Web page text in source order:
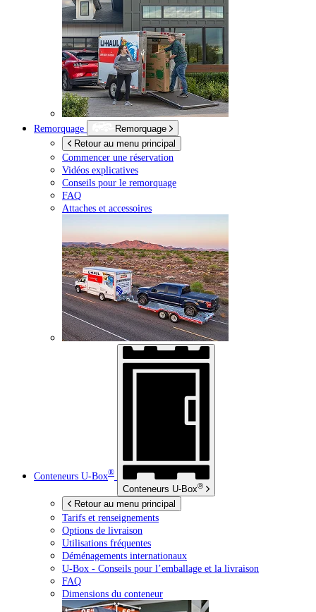
Remorquage
Remorquage
Retour au menu principal
Commencer une réservation
Vidéos explicatives
Conseils pour le remorquage
FAQ
Attaches et accessoires
Conteneurs U-Box®
Conteneurs U-Box®
Retour au menu principal
Tarifs et renseignements
Options de livraison
Utilisations fréquentes
Déménagements internationaux
U-Box - Conseils pour l’emballage et la livraison
FAQ
Dimensions du conteneur